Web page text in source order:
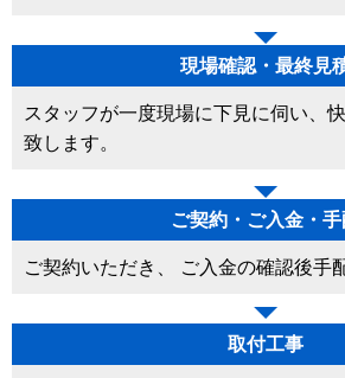
現場確認・最終見
スタッフが一度現場に下見に伺い、
致します。
ご契約・ご入金・手
ご契約いただき、 ご入金の確認後手
取付工事